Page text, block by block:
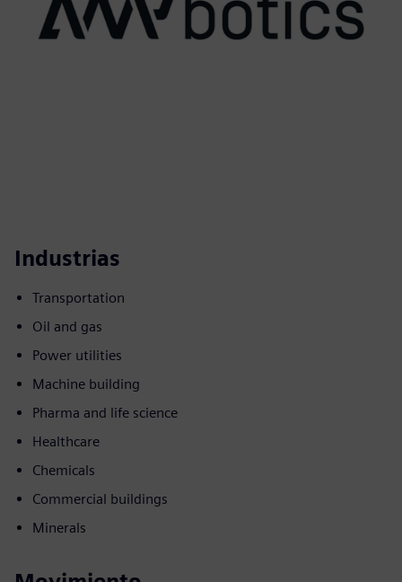
Industrias
Transportation
Oil and gas
Power utilities
Machine building
Pharma and life science
Healthcare
Chemicals
Commercial buildings
Minerals